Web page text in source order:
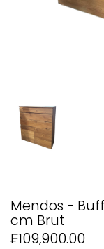
Mendos -
cm Brut
₣109,900.00